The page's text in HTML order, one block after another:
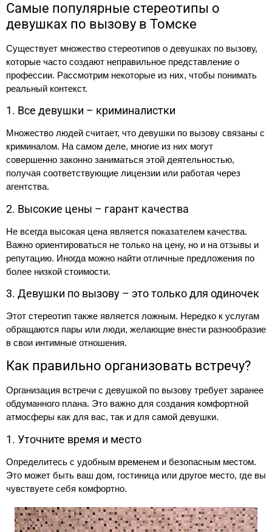
Самые популярные стереотипы о
девушках по вызову в Томске
Существует множество стереотипов о девушках по вызову,
которые часто создают неправильное представление о
профессии. Рассмотрим некоторые из них, чтобы понимать
реальный контекст.
1. Все девушки – криминалистки
Множество людей считает, что девушки по вызову связаны с
криминалом. На самом деле, многие из них могут
совершенно законно заниматься этой деятельностью,
получая соответствующие лицензии или работая через
агентства.
2. Высокие цены – гарант качества
Не всегда высокая цена является показателем качества.
Важно ориентироваться не только на цену, но и на отзывы и
репутацию. Иногда можно найти отличные предложения по
более низкой стоимости.
3. Девушки по вызову – это только для одиночек
Этот стереотип также является ложным. Нередко к услугам
обращаются пары или люди, желающие внести разнообразие
в свои интимные отношения.
Как правильно организовать встречу?
Организация встречи с девушкой по вызову требует заранее
обдуманного плана. Это важно для создания комфортной
атмосферы как для вас, так и для самой девушки.
1. Уточните время и место
Определитесь с удобным временем и безопасным местом.
Это может быть ваш дом, гостиница или другое место, где вы
чувствуете себя комфортно.